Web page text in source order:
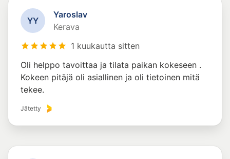
YY
Yaroslav
Kerava
1 kuukautta sitten
Oli helppo tavoittaa ja tilata paikan kokeseen .
Kokeen pitäjä oli asiallinen ja oli tietoinen mitä
tekee.
Jätetty